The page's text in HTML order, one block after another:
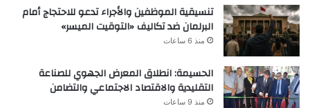
تنسيقية الموظفين والأجراء تدعو للاحتجاج أمام
البرلمان ضد تكاليف «التوقيت الميسر»
منذ 6 ساعات
الحسيمة: انطلاق المعرض الجهوي للصناعة
التقليدية والاقتصاد الاجتماعي والتضامن
منذ 9 ساعات